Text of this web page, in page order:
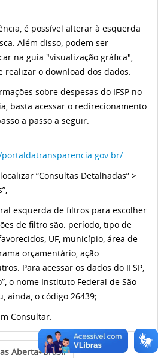
é possível alterar à esquerda
Além disso, podem ser
na guia "visualização gráfica",
realizar o download dos dados.
sobre despesas do IFSP no
basta acessar o redirecionamento
a passo a seguir:
“Consultas Detalhadas” >
esquerda de filtros para escolher
de filtro são: período, tipo de
UF, município, área de
orçamentário, ação
Para acessar os dados do IFSP,
o nome Instituto Federal de São
ainda, o código 26439;
Consultar.
Aberta+Brasil